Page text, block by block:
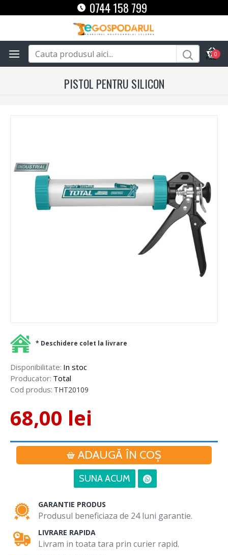
0744 158 799
0
PISTOL PENTRU SILICON
Disponibilitate: In stoc
Producator: Total
Cod produs: THT20109
68,00 lei
ADAUGĂ ÎN COŞ
SUNA ACUM
* Deschidere colet la livrare
GARANTIE PRODUS
Produsul beneficiaza de 24 luni garantie.
LIVRARE RAPIDA
Livram in toata tara prin curier rapid.